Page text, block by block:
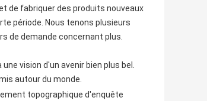
de fabriquer des produits nouveaux
période. Nous tenons plusieurs
de demande concernant plus.
vision d'un avenir bien plus bel.
autour du monde.
topographique d'enquête